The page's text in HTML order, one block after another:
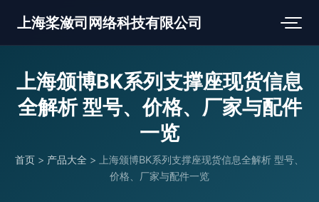
上海桨潋司网络科技有限公司
上海颁博BK系列支撑座现货信息
全解析 型号、价格、厂家与配件
一览
首页 > 产品大全 > 上海颁博BK系列支撑座现货信息全解析 型号、
价格、厂家与配件一览